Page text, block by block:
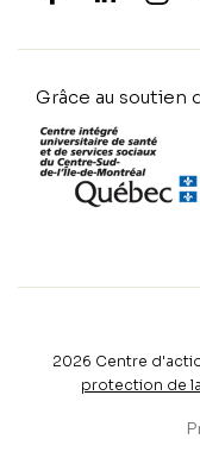
Grâce au soutien
2026 Centre
protection de